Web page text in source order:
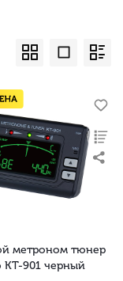
метроном тюнер
KT-901 черный